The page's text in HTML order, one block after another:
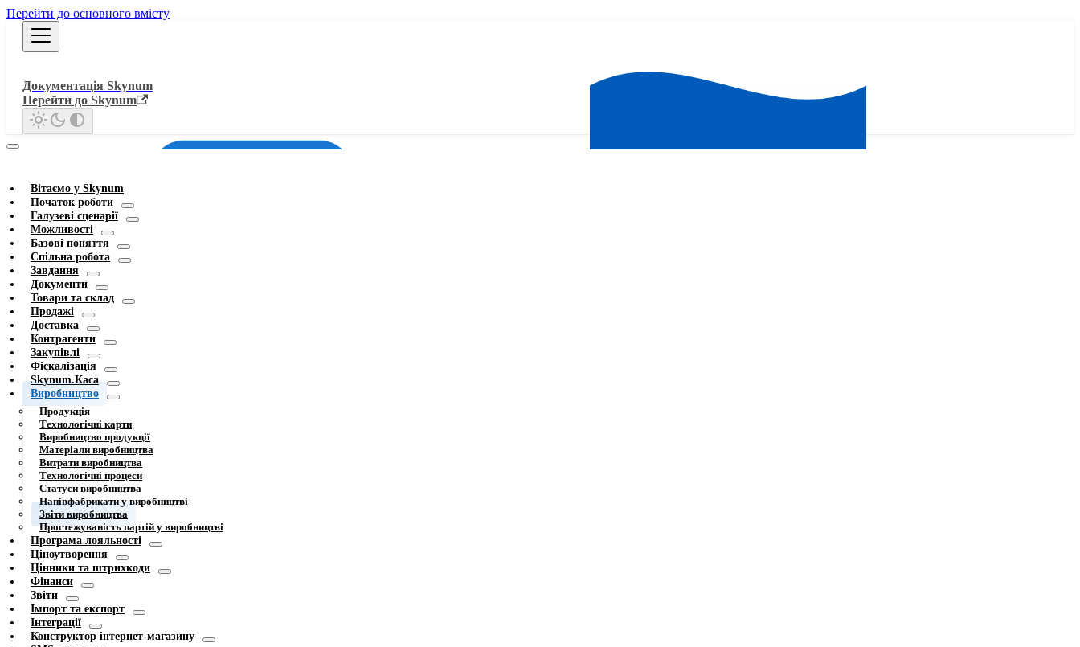
Перейти до основного вмісту
Документація Skynum
Перейти до Skynum
Вітаємо у Skynum
Початок роботи
Галузеві сценарії
Можливості
Базові поняття
Спільна робота
Завдання
Документи
Товари та склад
Продажі
Доставка
Контрагенти
Закупівлі
Фіскалізація
Skynum.Каса
Виробництво
Продукція
Технологічні карти
Виробництво продукції
Матеріали виробництва
Витрати виробництва
Технологічні процеси
Статуси виробництва
Напівфабрикати у виробництві
Звіти виробництва
Простежуваність партій у виробництві
Програма лояльності
Ціноутворення
Цінники та штрихкоди
Фінанси
Звіти
Імпорт та експорт
Інтеграції
Конструктор інтернет-магазину